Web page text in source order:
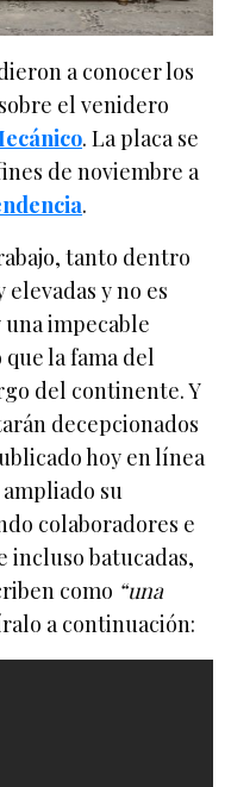
a conocer los
el venidero
. La placa se
de noviembre a
.
tanto dentro
y no es
una impecable
la fama del
del continente. Y
decepcionados
hoy en línea
su
colaboradores e
incluso batucadas,
como “una
a continuación: